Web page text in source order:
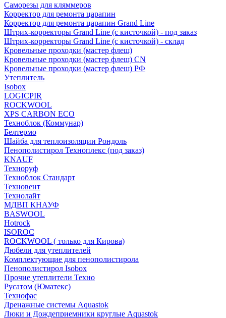
Саморезы для кляммеров
Корректор для ремонта царапин
Корректор для ремонта царапин Grand Line
Штрих-корректоры Grand Line (с кисточкой) - под заказ
Штрих-корректоры Grand Line (с кисточкой) - склад
Кровельные проходки (мастер флеш)
Кровельные проходки (мастер флеш) CN
Кровельные проходки (мастер флеш) РФ
Утеплитель
Isobox
LOGICPIR
ROCKWOOL
XPS CARBON ECO
Техноблок (Коммунар)
Белтермо
Шайба для теплоизоляции Рондоль
Пенополистирол Техноплекс (под заказ)
KNАUF
Технoруф
Техноблок Стандарт
Техновент
Технолайт
МДВП КНАУФ
BASWOOL
Hotrock
ISOROC
ROCKWOOL ( только для Кирова)
Дюбели для утеплителей
Комплектующие для пенополистирола
Пенополистирол Isobox
Прочие утеплители Техно
Русатом (Юматекс)
Технофас
Дренажные системы Aquastok
Люки и Дождеприемники круглые Aquastok